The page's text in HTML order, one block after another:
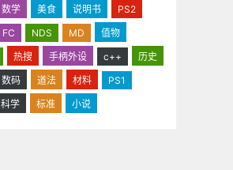
数学 美食 说明书
PS2
FC NDS MD
值物
热搜 手柄外设 c++
历史
数码 道法 材料
PS1
科学 标准 小说